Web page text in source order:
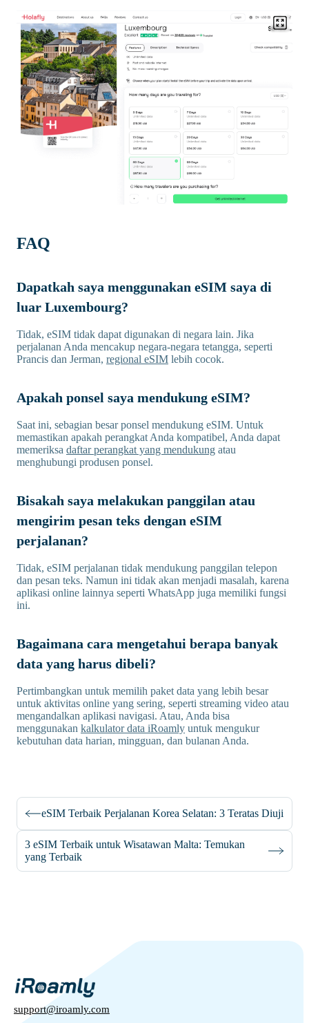
FAQ
Dapatkah saya menggunakan eSIM saya di
luar Luxembourg?
Tidak, eSIM tidak dapat digunakan di negara lain. Jika
perjalanan Anda mencakup negara-negara tetangga, seperti
Prancis dan Jerman, regional eSIM lebih cocok.
Apakah ponsel saya mendukung eSIM?
Saat ini, sebagian besar ponsel mendukung eSIM. Untuk
memastikan apakah perangkat Anda kompatibel, Anda dapat
memeriksa daftar perangkat yang mendukung atau
menghubungi produsen ponsel.
Bisakah saya melakukan panggilan atau
mengirim pesan teks dengan eSIM
perjalanan?
Tidak, eSIM perjalanan tidak mendukung panggilan telepon
dan pesan teks. Namun ini tidak akan menjadi masalah, karena
aplikasi online lainnya seperti WhatsApp juga memiliki fungsi
ini.
Bagaimana cara mengetahui berapa banyak
data yang harus dibeli?
Pertimbangkan untuk memilih paket data yang lebih besar
untuk aktivitas online yang sering, seperti streaming video atau
mengandalkan aplikasi navigasi. Atau, Anda bisa
menggunakan kalkulator data iRoamly untuk mengukur
kebutuhan data harian, mingguan, dan bulanan Anda.
eSIM Terbaik Perjalanan Korea Selatan: 3 Teratas Diuji
3 eSIM Terbaik untuk Wisatawan Malta: Temukan
yang Terbaik
support@iroamly.com